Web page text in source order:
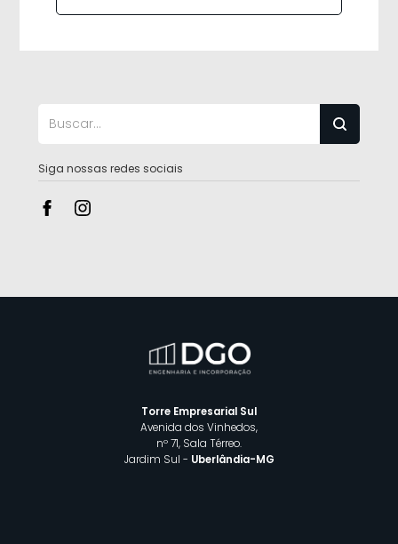
Siga nossas redes sociais
Torre Empresarial Sul
Avenida dos Vinhedos,
nº 71, Sala Térreo.
Jardim Sul - Uberlândia-MG